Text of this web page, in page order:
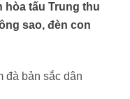
tấu Trung thu
sao, đèn con
đà bản sắc dân